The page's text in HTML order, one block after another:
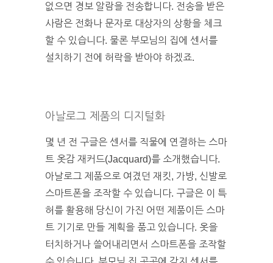
없으면 경보 알람을 전송합니다. 전송을 받은
사람은 전화나 문자로 대상자의 상황을 체크
할 수 있습니다. 물론 부모님의 집에 센서를
설치하기 전에 허락을 받아야 하겠죠.
아날로그 제품의 디지털화
몇 년 전 구글은 센서를 직물에 연결하는 스마
트 옷감 재커드(Jacquard)를 소개했습니다.
아날로그 제품으로 여겼던 재킷, 가방, 신발로
스마트폰을 조작할 수 있습니다. 구글은 이 특
허를 활용해 당신이 가진 어떤 제품이든 스마
트 기기로 만들 계획을 품고 있습니다. 옷을
터치하거나 쓸어내리면서 스마트폰을 조작할